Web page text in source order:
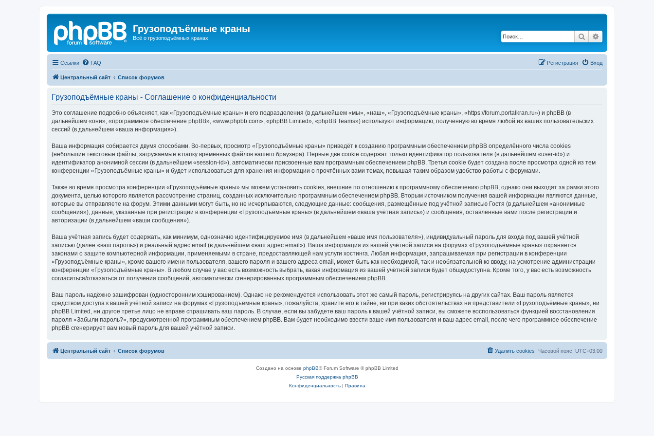
Грузоподъёмные краны
Всё о грузоподъёмных кранах Поиск
Ссылки FAQ Вход
Регистрация
Центральный сайт Список форумов
Грузоподъёмные краны - Соглашение о конфиденциальности
Это соглашение подробно объясняет, как «Грузоподъёмные краны» и его подразделения (в дальнейшем «мы», «наш», «Грузоподъёмные краны», «https://forum.portalkran.ru») и phpBB (в
дальнейшем «они», «программное обеспечение phpBB», «www.phpbb.com», «phpBB Limited», «phpBB Teams») используют информацию, полученную во время любой из ваших пользовательских
сессий (в дальнейшем «ваша информация»).
Ваша информация собирается двумя способами. Во-первых, просмотр «Грузоподъёмные краны» приведёт к созданию программным обеспечением phpBB определённого числа cookies
(небольшие текстовые файлы, загружаемые в папку временных файлов вашего браузера). Первые две cookie содержат только идентификатор пользователя (в дальнейшем «user-id») и
идентификатор анонимной сессии (в дальнейшем «session-id»), автоматически присвоенные вам программным обеспечением phpBB. Третья cookie будет создана после просмотра одной из тем
конференции «Грузоподъёмные краны» и будет использоваться для хранения информации о прочтённых вами темах, повышая таким образом удобство работы с форумами.
Также во время просмотра конференции «Грузоподъёмные краны» мы можем установить cookies, внешние по отношению к программному обеспечению phpBB, однако они выходят за рамки этого
документа, целью которого является рассмотрение страниц, созданных исключительно программным обеспечением phpBB. Вторым источником получения вашей информации являются данные,
которые вы отправляете на форум. Этими данными могут быть, но не исчерпываются, следующие данные: сообщения, размещённые под учётной записью Гостя (в дальнейшем «анонимные
сообщения»), данные, указанные при регистрации в конференции «Грузоподъёмные краны» (в дальнейшем «ваша учётная запись») и сообщения, оставленные вами после регистрации и
авторизации (в дальнейшем «ваши сообщения»).
Ваша учётная запись будет содержать, как минимум, однозначно идентифицируемое имя (в дальнейшем «ваше имя пользователя»), индивидуальный пароль для входа под вашей учётной
записью (далее «ваш пароль») и реальный адрес email (в дальнейшем «ваш адрес email»). Ваша информация из вашей учётной записи на форумах «Грузоподъёмные краны» охраняется
законами о защите компьютерной информации, применяемыми в стране, предоставляющей нам услуги хостинга. Любая информация, запрашиваемая при регистрации в конференции
«Грузоподъёмные краны», кроме вашего имени пользователя, вашего пароля и вашего адреса email, может быть как необходимой, так и необязательной ко вводу, на усмотрение администрации
конференции «Грузоподъёмные краны». В любом случае у вас есть возможность выбрать, какая информация из вашей учётной записи будет общедоступна. Кроме того, у вас есть возможность
согласиться/отказаться от получения сообщений, автоматически сгенерированных программным обеспечением phpBB.
Ваш пароль надёжно зашифрован (односторонним хэшированием). Однако не рекомендуется использовать этот же самый пароль, регистрируясь на других сайтах. Ваш пароль является
средством доступа к вашей учётной записи на форумах «Грузоподъёмные краны», пожалуйста, храните его в тайне, ни при каких обстоятельствах ни представители «Грузоподъёмные краны», ни
phpBB Limited, ни другое третье лицо не вправе спрашивать ваш пароль. В случае, если вы забудете ваш пароль к вашей учётной записи, вы сможете воспользоваться функцией восстановления
пароля «Забыли пароль?», предусмотренной программным обеспечением phpBB. Вам будет необходимо ввести ваше имя пользователя и ваш адрес email, после чего программное обеспечение
phpBB сгенерирует вам новый пароль для вашей учётной записи.
Центральный сайт Список форумов Часовой пояс: UTC+03:00
Удалить cookies
Создано на основе phpBB® Forum Software © phpBB Limited
Русская поддержка phpBB
Конфиденциальность| Правила